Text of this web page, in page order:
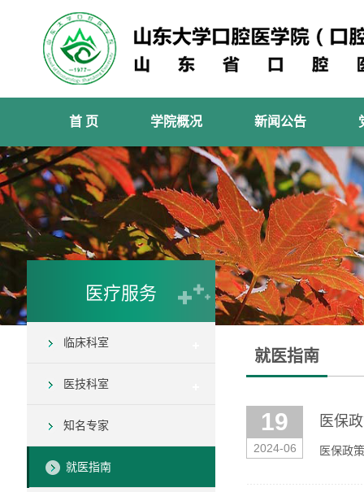
首 页 学院概况 新闻公告
医疗服务
临床科室
医技科室
知名专家
就医指南
就医指南
19
2024-06
医保
医保政